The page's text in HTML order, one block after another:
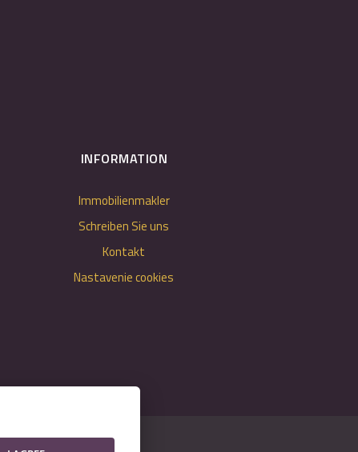
INFORMATION
Immobilienmakler
Schreiben Sie uns
Kontakt
Nastavenie cookies